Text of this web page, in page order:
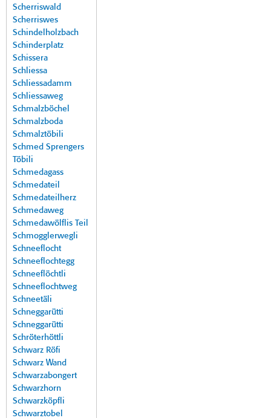
Scherriswald
Scherriswes
Schindelholzbach
Schinderplatz
Schissera
Schliessa
Schliessadamm
Schliessaweg
Schmalzböchel
Schmalzboda
Schmalztöbili
Schmed Sprengers
Töbili
Schmedagass
Schmedateil
Schmedateilherz
Schmedaweg
Schmedawölflis Teil
Schmogglerwegli
Schneeflocht
Schneeflochtegg
Schneeflöchtli
Schneeflochtweg
Schneetäli
Schneggarütti
Schneggarütti
Schröterhöttli
Schwarz Röfi
Schwarz Wand
Schwarzabongert
Schwarzhorn
Schwarzköpfli
Schwarztobel